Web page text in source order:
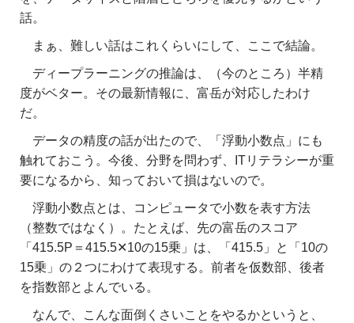
話。
まぁ、難しい話はこれくらいにして、ここで結論。
ディープラーニングの推論は、（今のところ）半精
度がベター。その最新情報に、富岳が対応したわけ
だ。
データの精度の話が出たので、「浮動小数点」にも
触れておこう。今後、分野を問わず、ITリテラシーが重
要になるから、知っておいて損はないので。
浮動小数点とは、コンピュータで小数を表す方法
（整数ではなく）。たとえば、先の富岳のスコア
「415.5P＝415.5✕10の15乗」は、「415.5」と「10の
15乗」の２つにわけて表現する。前者を仮数部、後者
を指数部とよんでいる。
なんで、こんな面倒くさいことをやるかというと、